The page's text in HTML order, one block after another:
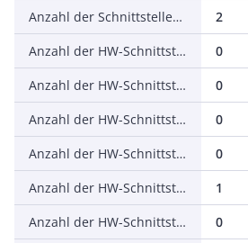
Anzahl der Schnittstellen PROFINET
2
Anzahl der HW-Schnittstellen seriell RS-232
0
Anzahl der HW-Schnittstellen seriell RS-422
0
Anzahl der HW-Schnittstellen seriell RS-485
0
Anzahl der HW-Schnittstellen seriell TTY
0
Anzahl der HW-Schnittstellen USB
1
Anzahl der HW-Schnittstellen parallel
0